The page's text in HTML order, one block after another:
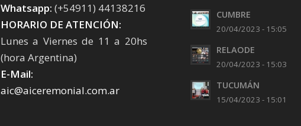
Whatsapp: (+54911) 44138216
HORARIO DE ATENCIÓN:
Lunes a Viernes de 11 a 20hs
(hora Argentina)
E-Mail:
aic@aiceremonial.com.ar
CUMBRE
20/04/2023 - 15:05
RELAODE
20/04/2023 - 15:03
TUCUMÁN
15/04/2023 - 15:01